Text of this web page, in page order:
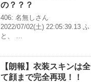
の？？？
406: 名無しさん
2022/07/02(土) 22:05:39.13 ふ
と、 …
【朗報】衣装スキンは全
て顔まで完全再現！！